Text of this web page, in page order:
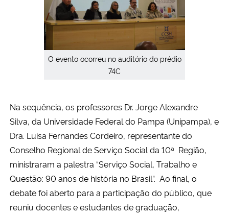
O evento ocorreu no auditório do prédio
74C
Na sequência, os professores Dr. Jorge Alexandre
Silva, da Universidade Federal do Pampa (Unipampa), e
Dra. Luísa Fernandes Cordeiro, representante do
Conselho Regional de Serviço Social da 10ª Região,
ministraram a palestra “Serviço Social, Trabalho e
Questão: 90 anos de história no Brasil”. Ao final, o
debate foi aberto para a participação do público, que
reuniu docentes e estudantes de graduação,